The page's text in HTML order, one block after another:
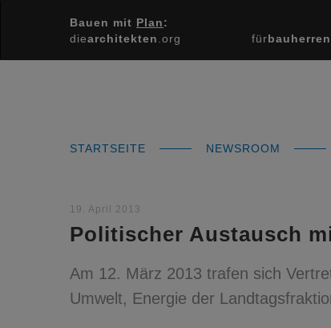
Bauen mit Plan:
diearchitekten .org fürbauherren
STARTSEITE NEWSROOM
19. April 2013
Politischer Austausch
Am 12. März 2013 trafen sich
Umwelt, Energie der